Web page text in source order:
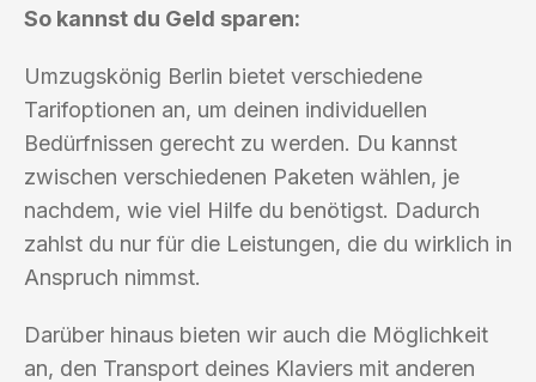
So kannst du Geld sparen:
Umzugskönig Berlin bietet verschiedene
Tarifoptionen an, um deinen individuellen
Bedürfnissen gerecht zu werden. Du kannst
zwischen verschiedenen Paketen wählen, je
nachdem, wie viel Hilfe du benötigst. Dadurch
zahlst du nur für die Leistungen, die du wirklich in
Anspruch nimmst.
Darüber hinaus bieten wir auch die Möglichkeit
an, den Transport deines Klaviers mit anderen